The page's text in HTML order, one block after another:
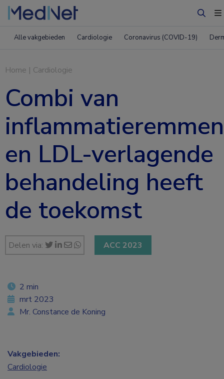
Alle vakgebieden Cardiologie Coronavirus (COVID-19)
Home | Cardiologie
Combi van
en LDL-verlagende
behandeling heeft
de toekomst
Delen via: ACC 2023
2 min
mrt 2023
Mr. Constance de Koning
Vakgebieden:
Cardiologie